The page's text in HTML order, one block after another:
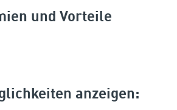
und Vorteile
anzeigen: